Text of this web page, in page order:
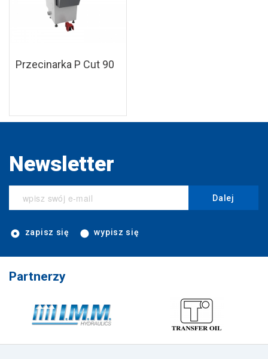
Przecinarka P Cut 90
Newsletter
Dalej
zapisz się wypisz się
Partnerzy